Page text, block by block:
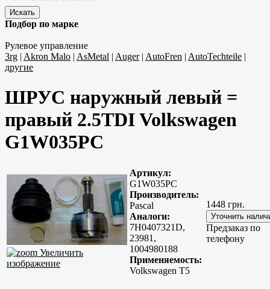
Подбор по марке
Рулевое управление
3rg | Akron Malo | AsMetal | Auger| AutoFren | AutoTechteile |
другие
ШРУС наружный левый =
правый 2.5TDI Volkswagen
G1W035PC
Увеличить
изображение
Артикул:
G1W035PC
Производитель:
Pascal
Аналоги:
7H0407321D,
23981,
1004980188
Применяемость:
Volkswagen T5
1448 грн.
Предзаказ по
телефону